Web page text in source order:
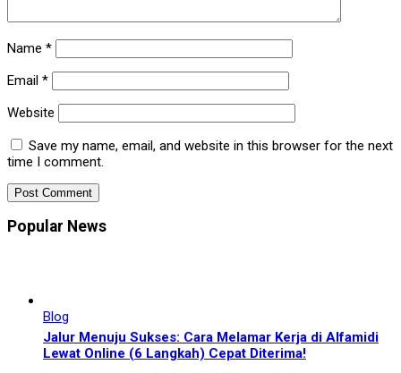
Name *
Email *
Website
Save my name, email, and website in this browser for the next
time I comment.
Popular News
Blog
Jalur Menuju Sukses: Cara Melamar Kerja di Alfamidi
Lewat Online (6 Langkah) Cepat Diterima!